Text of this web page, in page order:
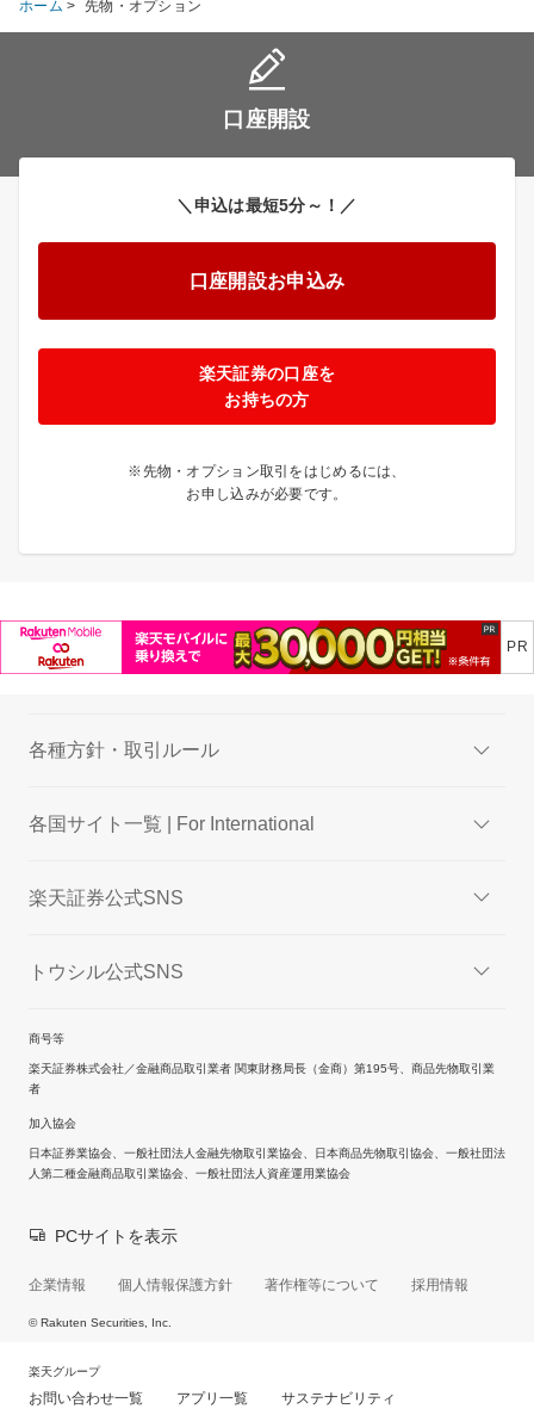
ホーム > 先物・オプション
口座開設
＼申込は最短5分～！／
口座開設お申込み
楽天証券の口座を
お持ちの方
※先物・オプション取引をはじめるには、
お申し込みが必要です。
各種方針・取引ルール
各国サイト一覧 | For International
楽天証券公式SNS
トウシル公式SNS
商号等
楽天証券株式会社／金融商品取引業者 関東財務局長（金商）第195号、商品先物取引業
者
加入協会
日本証券業協会、一般社団法人金融先物取引業協会、日本商品先物取引協会、一般社団法
人第二種金融商品取引業協会、一般社団法人資産運用業協会
PCサイトを表示
企業情報 個人情報保護方針 著作権等について 採用情報
© Rakuten Securities, Inc.
楽天グループ
お問い合わせ一覧 アプリ一覧 サステナビリティ